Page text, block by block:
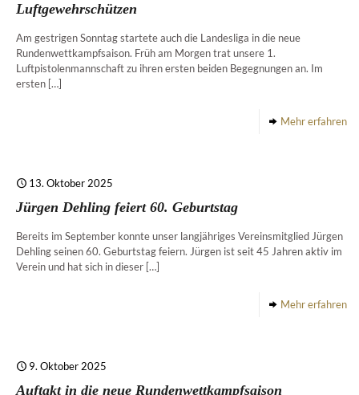
Luftgewehrschützen
Am gestrigen Sonntag startete auch die Landesliga in die neue
Rundenwettkampfsaison. Früh am Morgen trat unsere 1.
Luftpistolenmannschaft zu ihren ersten beiden Begegnungen an. Im
ersten […]
Mehr erfahren
13. Oktober 2025
Jürgen Dehling feiert 60. Geburtstag
Bereits im September konnte unser langjähriges Vereinsmitglied Jürgen
Dehling seinen 60. Geburtstag feiern. Jürgen ist seit 45 Jahren aktiv im
Verein und hat sich in dieser […]
Mehr erfahren
9. Oktober 2025
Auftakt in die neue Rundenwettkampfsaison